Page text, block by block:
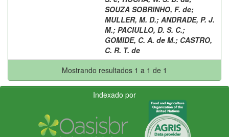
SOUZA SOBRINHO, F. de;
MULLER, M. D.; ANDRADE, P. J.
M.; PACIULLO, D. S. C.;
GOMIDE, C. A. de M.; CASTRO,
C. R. T. de
Mostrando resultados 1 a 1 de 1
Indexado por